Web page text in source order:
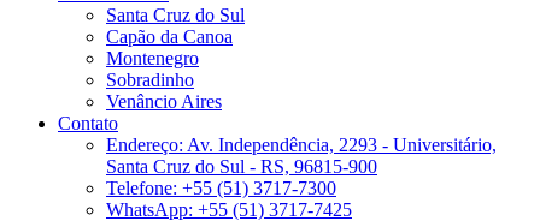
Santa Cruz do Sul
Capão da Canoa
Montenegro
Sobradinho
Venâncio Aires
Contato
Endereço: Av. Independência, 2293 - Universitário,
Santa Cruz do Sul - RS, 96815-900
Telefone: +55 (51) 3717-7300
WhatsApp: +55 (51) 3717-7425